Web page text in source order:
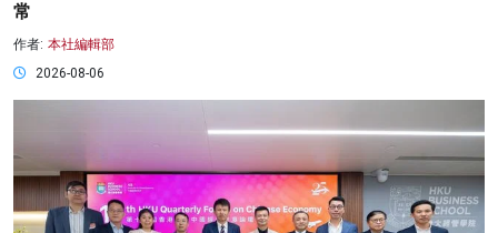
常
作者: 本社編輯部
2026-08-06